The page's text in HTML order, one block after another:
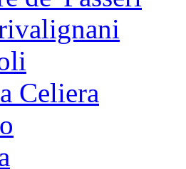
Celiera